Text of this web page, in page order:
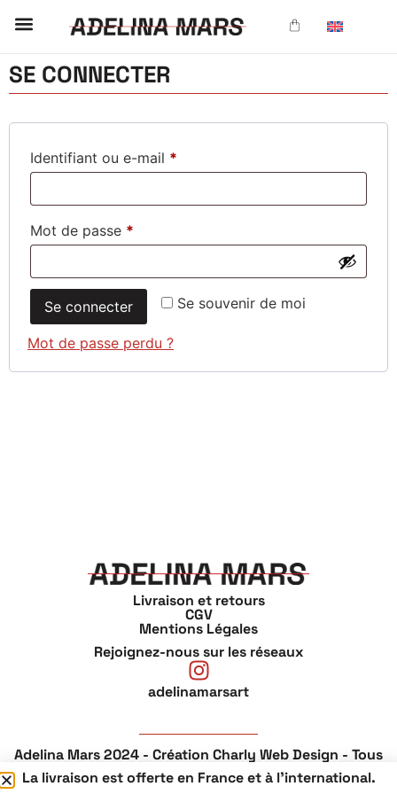
SE CONNECTER
Identifiant ou e-mail *
Mot de passe *
Se souvenir de moi
Se connecter
Mot de passe perdu ?
Livraison et retours
CGV
Mentions Légales
Rejoignez-nous sur les réseaux
adelinamarsart
Adelina Mars 2024 - Création Charly Web Design - Tous
droits réservés
La livraison est offerte en France et à l'international.